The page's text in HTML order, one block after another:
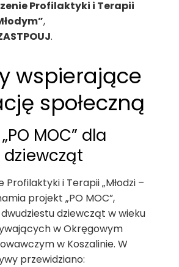
Profilaktyki i Terapii
,
.
wspierające
społeczną
MOC” dla
dziewcząt
Profilaktyki i Terapii „Młodzi –
projekt „PO MOC”,
dziewcząt w wieku
w Okręgowym
w Koszalinie. W
przewidziano: